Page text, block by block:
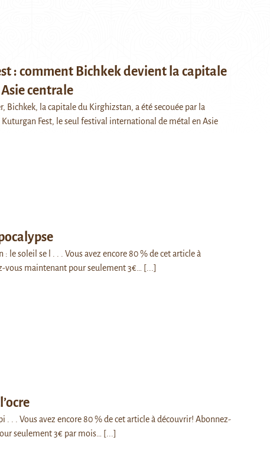
: comment Bichkek devient la capitale
centrale
Bichkek, la capitale du Kirghizstan, a été secouée par la
Fest, le seul festival international de métal en Asie
: le soleil se l . . . Vous avez encore 80 % de cet article à
vous maintenant pour seulement 3€…
[...]
. . . Vous avez encore 80 % de cet article à découvrir! Abonnez-
seulement 3€ par mois…
[...]